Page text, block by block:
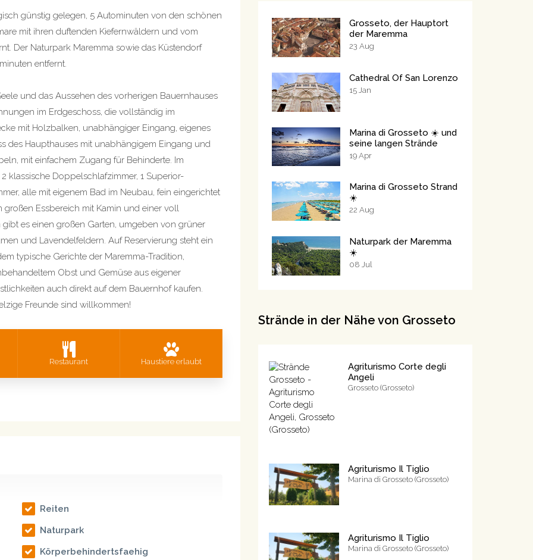
günstig gelegen, 5 Autominuten von den schönen
mit ihren duftenden Kiefernwäldern und vom
Der Naturpark Maremma sowie das Küstendorf
entfernt.
und das Aussehen des vorherigen Bauernhauses
im Erdgeschoss, die vollständig im
mit Holzbalken, unabhängiger Eingang, eigenes
des Haupthauses mit unabhängigem Eingang und
mit einfachem Zugang für Behinderte. Im
klassische Doppelschlafzimmer, 1 Superior-
alle mit eigenem Bad im Neubau, fein eingerichtet
Essbereich mit Kamin und einer voll
es einen großen Garten, umgeben von grüner
und Lavendelfeldern. Auf Reservierung steht ein
typische Gerichte der Maremma-Tradition,
Obst und Gemüse aus eigener
auch direkt auf dem Bauernhof kaufen.
Freunde sind willkommen!
Restaurant Haustiere erlaubt
Reiten
Naturpark
Körperbehindertsfaehig
Grosseto, der Hauptort
der Maremma
23 Aug
Cathedral Of San Lorenzo
15 Jan
Marina di Grosseto ☀️ und
seine langen Strände
19 Apr
Marina di Grosseto Strand
☀️
22 Aug
Naturpark der Maremma
☀️
08 Jul
Strände in der Nähe von Grosseto
Agriturismo Corte degli
Angeli
Grosseto (Grosseto)
Agriturismo Il Tiglio
Marina di Grosseto (Grosseto)
Agriturismo Il Tiglio
Marina di Grosseto (Grosseto)